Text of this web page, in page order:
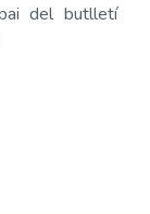
del butlletí